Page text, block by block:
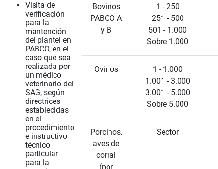
Visita de
verificación
para la
mantención
del plantel en
PABCO, en el
caso que sea
realizada por
un médico
veterinario del
SAG, según
directrices
establecidas
en el
procedimiento
e instructivo
técnico
particular
para la
Bovinos
PABCO A
y B
1 - 250
251 - 500
501 - 1.000
Sobre 1.000
Ovinos
1 - 1.000
1.001 - 3.000
3.001 - 5.000
Sobre 5.000
Porcinos,
aves de
corral
(por
Sector